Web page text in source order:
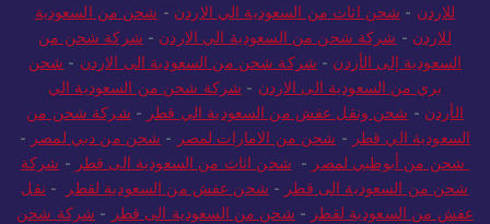
للاردن - شحن اثاث من السعودية الي الاردن - شحن من السعودية
للاردن - شركة شحن من السعودية الي الاردن - شركة شحن من
السعودية إلى الأردن - شركة شحن من السعودية الى الاردن - شحن
بري من السعودية الى الاردن - شركة شحن من السعودية الي
الأردن - شحن ونقل عفش من السعودية الي قطر - شركة شحن من
السعودية الي قطر - شحن من الامارات لمصر - شحن من دبي لمصر -
شحن من أبوظبي لمصر - شحن اثاث من السعودية الى قطر - شركة
شحن من السعودية الى قطر - شحن عفش من السعودية لقطر - نقل
عفش من السعودية لقطر - شحن من السعودية الى قطر - شركة شحن